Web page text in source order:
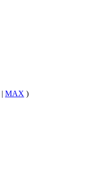
| MAX )